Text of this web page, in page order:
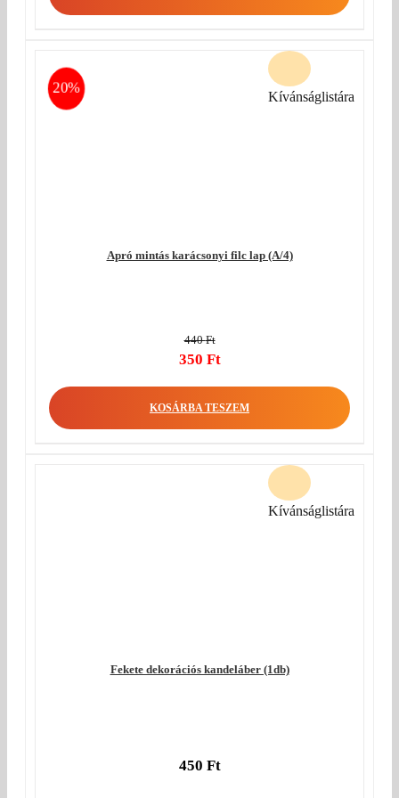
20%
Apró mintás karácsonyi filc lap (A/4)
440Ft
Original
was:
350 Ft
price
KOSÁRBA TESZEM
Kívánságlistára
Fekete dekorációs kandeláber (1db)
450 Ft
Kívánságlistára